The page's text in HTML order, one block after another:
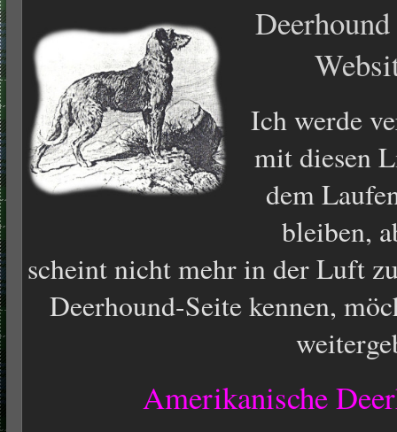
Ich werde
mit diesen
dem
bleiben,
scheint nicht mehr in der Luft
Deerhound-Seite kennen,
Amerikanische